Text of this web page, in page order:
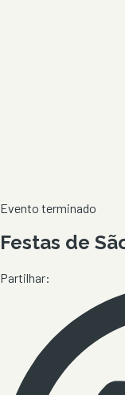
Evento terminado
Festas de
Partilhar: